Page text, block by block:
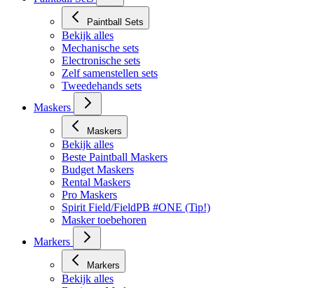
Paintball Sets
Paintball Sets
Bekijk alles
Mechanische sets
Electronische sets
Zelf samenstellen sets
Tweedehands sets
Maskers
Maskers
Bekijk alles
Beste Paintball Maskers
Budget Maskers
Rental Maskers
Pro Maskers
Spirit Field/FieldPB #ONE (Tip!)
Masker toebehoren
Markers
Markers